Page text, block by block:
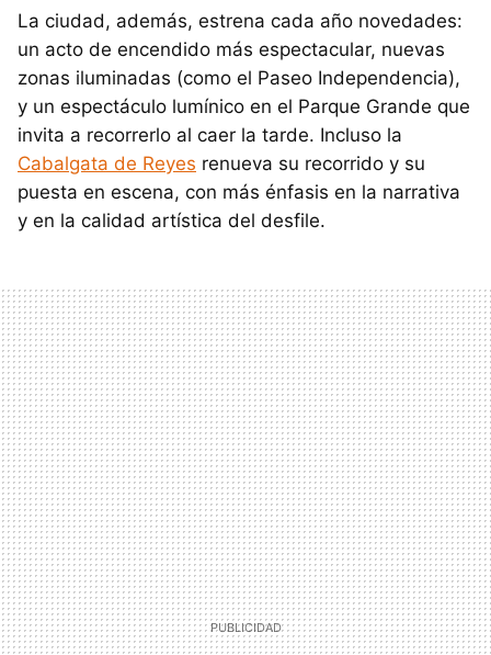
La ciudad, además, estrena cada año novedades:
un acto de encendido más espectacular, nuevas
zonas iluminadas (como el Paseo Independencia),
y un espectáculo lumínico en el Parque Grande que
invita a recorrerlo al caer la tarde. Incluso la
Cabalgata de Reyes renueva su recorrido y su
puesta en escena, con más énfasis en la narrativa
y en la calidad artística del desfile.